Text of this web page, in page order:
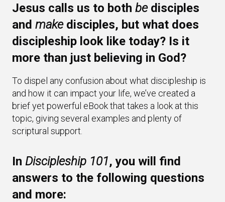
Jesus calls us to both bedisciples
and makedisciples, but what does
discipleship look like today? Is it
more than just believing in God?
To dispel any confusion about what discipleship is
and how it can impact your life, we’ve created a
brief yet powerful eBook that takes a look at this
topic, giving several examples and plenty of
scriptural support.
In Discipleship 101, you will find
answers to the following questions
and more: